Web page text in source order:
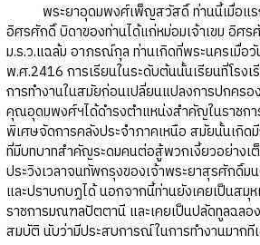
พระยาอุดมพงศ์เพ็ญสวัสดิ์ ท่านนี้เมื่อแรก
อิศรศักดิ์ บิดาของท่านได้แก่หม่อมเจ้าเขม อิศร
ม.ร.ว.แฉล้ม อาภรณ์กุล ท่านเกิดที่พระนครเมื่
พ.ศ.2416 การเรียนในระดับต้นนั้นเรียนที่โรง
การทำงานในสมัยก่อนเปลี่ยนแปลงการปกคร
คุณอุดมพงศ์ฯได้ดำรงตำแหน่งสำคัญในราชกา
พิเศษจัดการคลังประจำภาคเหนือ สมัยนั้นเกิด
ที่มีบทบาทสำคัญระดมคนต่อสู้พวกเงี้ยวอย่างเ
ประวิงเวลาจนทัพกรุงของเจ้าพระยาสุรศักดิ์ม
และปราบกบฏได้ นอกจากนี้ท่านยังเคยเป็นสมุห
ราชการมณฑลปัตตานี และเคยเป็นปลัดทูลฉลอ
สมบัติ นับว่ามีประสบการณ์ในการทำงานมากที